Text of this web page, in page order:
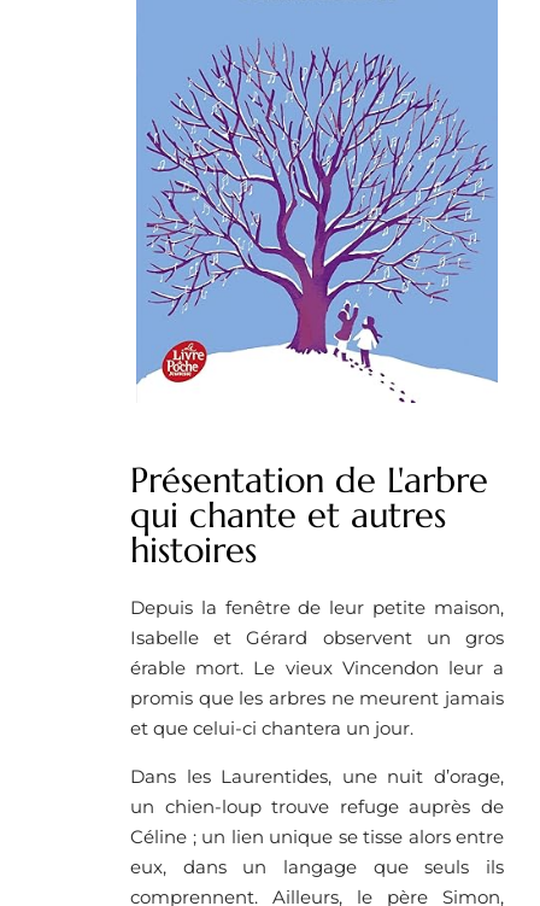
Présentation de L'arbre
qui chante et autres
histoires
Depuis la fenêtre de leur petite maison,
Isabelle et Gérard observent un gros
érable mort. Le vieux Vincendon leur a
promis que les arbres ne meurent jamais
et que celui-ci chantera un jour.
Dans les Laurentides, une nuit d’orage,
un chien-loup trouve refuge auprès de
Céline ; un lien unique se tisse alors entre
eux, dans un langage que seuls ils
comprennent. Ailleurs, le père Simon,